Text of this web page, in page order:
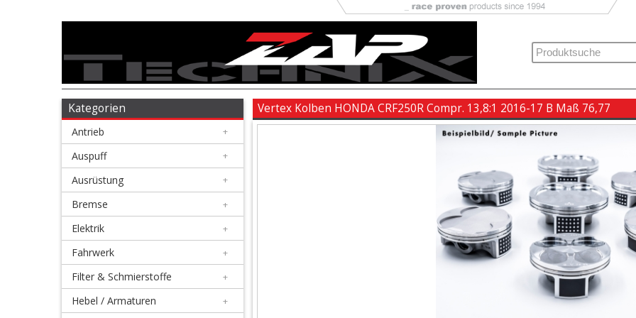
Antrieb
Auspuff
Ausrüstung
Bremse
Elektrik
Fahrwerk
Kategorien
Antrieb +
Auspuff +
Ausrüstung +
Bremse +
Elektrik +
Fahrwerk +
Filter & Schmierstoffe +
Hebel / Armaturen +
Vertex Kolben HONDA CRF250R Compr. 13,8:1 2016-17 B Maß 76,77